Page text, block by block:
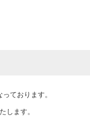
ております。
します。